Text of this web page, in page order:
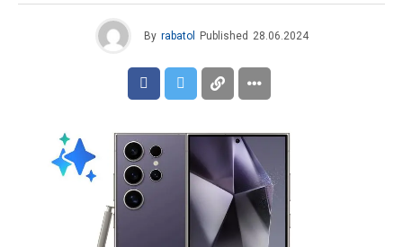
By rabatol Published 28.06.2024